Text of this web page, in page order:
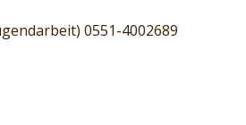
0551-4002689